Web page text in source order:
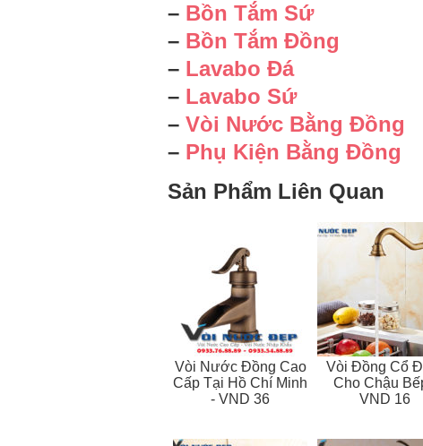
– Bồn Tắm Sứ
– Bồn Tắm Đồng
– Lavabo Đá
– Lavabo Sứ
– Vòi Nước Bằng Đồng
– Phụ Kiện Bằng Đồng
Sản Phẩm Liên Quan
Vòi Nước Đồng Cao
Cấp Tại Hồ Chí Minh
- VND 36
Vòi Đồng Cổ
Cho Chậu
VND 16